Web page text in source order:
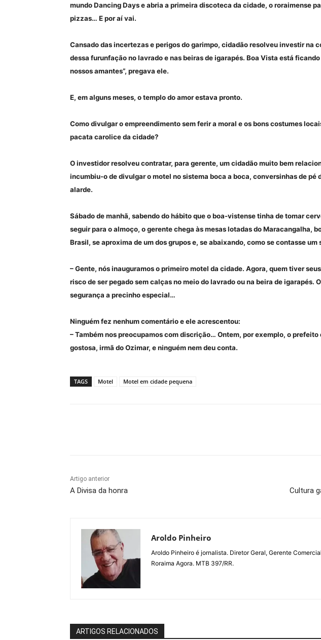
mundo Dancing Days e abria a primeira discoteca da cidade, o roraimense
pizzas… E por aí vai.
Cansado das incertezas e perigos do garimpo, cidadão resolveu investir na
dessa furunfação no lavrado e nas beiras de igarapés. Boa Vista está
nossos amantes”, pregava ele.
E, em alguns meses, o templo do amor estava pronto.
Como divulgar o empreendimento sem ferir a moral e os bons costumes
pacata carolice da cidade?
O investidor resolveu contratar, para gerente, um cidadão muito bem
incumbiu-o de divulgar o motel no sistema boca a boca, conversinhas de pé
alarde.
Sábado de manhã, sabendo do hábito que o boa-vistense tinha de tomar
seguir para o almoço, o gerente chega às mesas lotadas do Maracangalha,
Brasil, se aproxima de um dos grupos e, se abaixando, como se contasse um
– Gente, nós inauguramos o primeiro motel da cidade. Agora, quem tiver
risco de ser pegado sem calças no meio do lavrado ou na beira de igarapés.
segurança a precinho especial…
Ninguém fez nenhum comentário e ele acrescentou:
– Também nos preocupamos com discrição… Ontem, por exemplo, o
gostosa, irmã do Ozimar, e ninguém nem deu conta.
TAGS Motel Motel em cidade pequena
Artigo anterior
A Divisa da honra Cultura
Aroldo Pinheiro
Aroldo Pinheiro é jornalista. Diretor Geral, Gerente
Roraima Agora. MTB 397/RR.
ARTIGOS RELACIONADOS